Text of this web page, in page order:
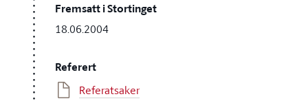
Fremsatt i Stortinget
18.06.2004
Referert
Referatsaker